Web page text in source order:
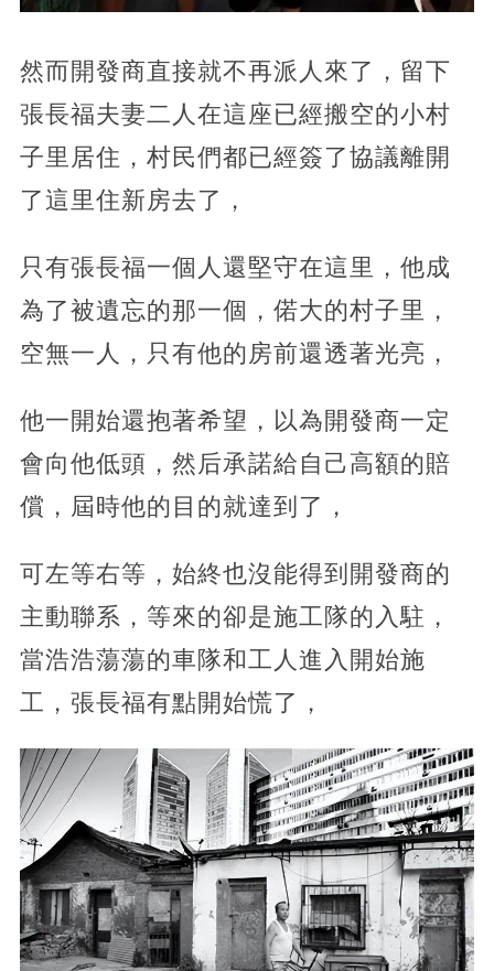
然而開發商直接就不再派人來了，留下
張長福夫妻二人在這座已經搬空的小村
子里居住，村民們都已經簽了協議離開
了這里住新房去了，
只有張長福一個人還堅守在這里，他成
為了被遺忘的那一個，偌大的村子里，
空無一人，只有他的房前還透著光亮，
他一開始還抱著希望，以為開發商一定
會向他低頭，然后承諾給自己高額的賠
償，屆時他的目的就達到了，
可左等右等，始終也沒能得到開發商的
主動聯系，等來的卻是施工隊的入駐，
當浩浩蕩蕩的車隊和工人進入開始施
工，張長福有點開始慌了，